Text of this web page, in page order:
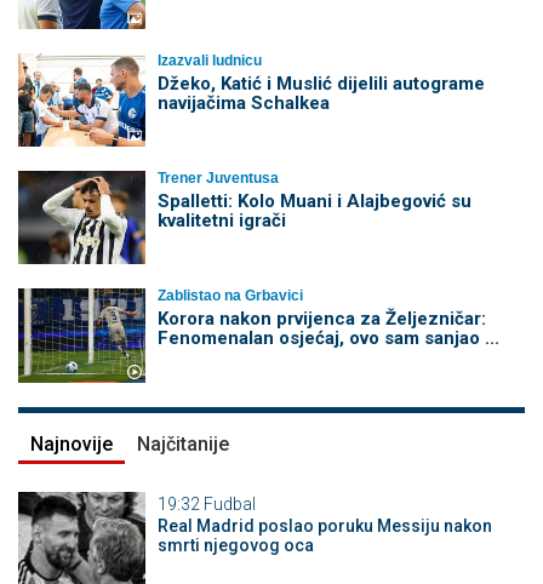
Izazvali ludnicu
Džeko, Katić i Muslić dijelili autograme
navijačima Schalkea
Trener Juventusa
Spalletti: Kolo Muani i Alajbegović su
kvalitetni igrači
Zablistao na Grbavici
Korora nakon prvijenca za Željezničar:
Fenomenalan osjećaj, ovo sam sanjao ...
Najnovije Najčitanije
19:32 Fudbal
Real Madrid poslao poruku Messiju nakon
smrti njegovog oca